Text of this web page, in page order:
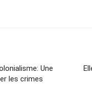
Une
les crimes